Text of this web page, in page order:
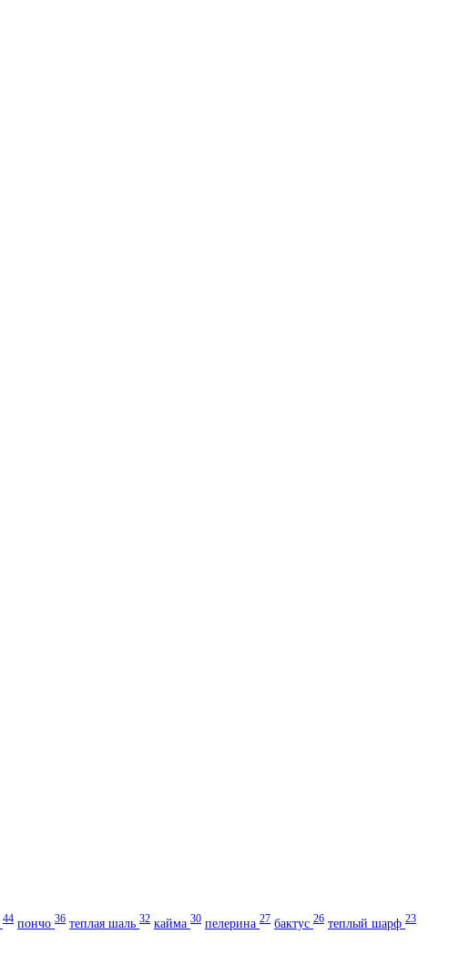
44 пончо 36 теплая шаль 32 кайма 30 пелерина 27 бактус 26 теплый шарф 23